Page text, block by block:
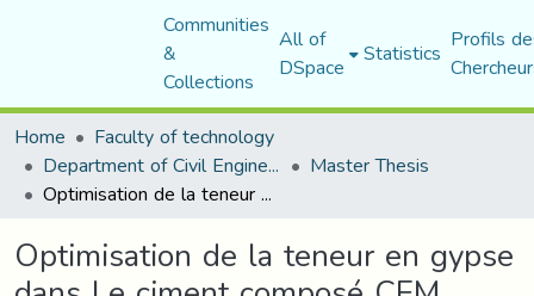
Communities
&
Collections
All of
DSpace Statistics Profils
Home
Faculty of technology
Department of Civil Engineering Master Thesis
Optimisation de la teneur en gypse dans Le ciment composé CEM
Optimisation de la teneur en gypse